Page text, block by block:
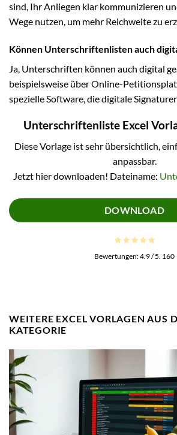
sind, Ihr Anliegen klar kommunizieren
Wege nutzen, um mehr Reichweite zu
Können Unterschriftenlisten auch
Ja, Unterschriften können auch digital
beispielsweise über Online-
spezielle Software, die digitale
Unterschriftenliste Excel
Diese Vorlage ist sehr übersichtlich,
anpassbar.
Jetzt hier downloaden! Dateiname:
DOWNLOAD
Bewertungen:4.9/ 5. 160
WEITERE EXCEL VORLAGEN AUS
KATEGORIE